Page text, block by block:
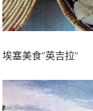
埃塞美食“英吉拉”